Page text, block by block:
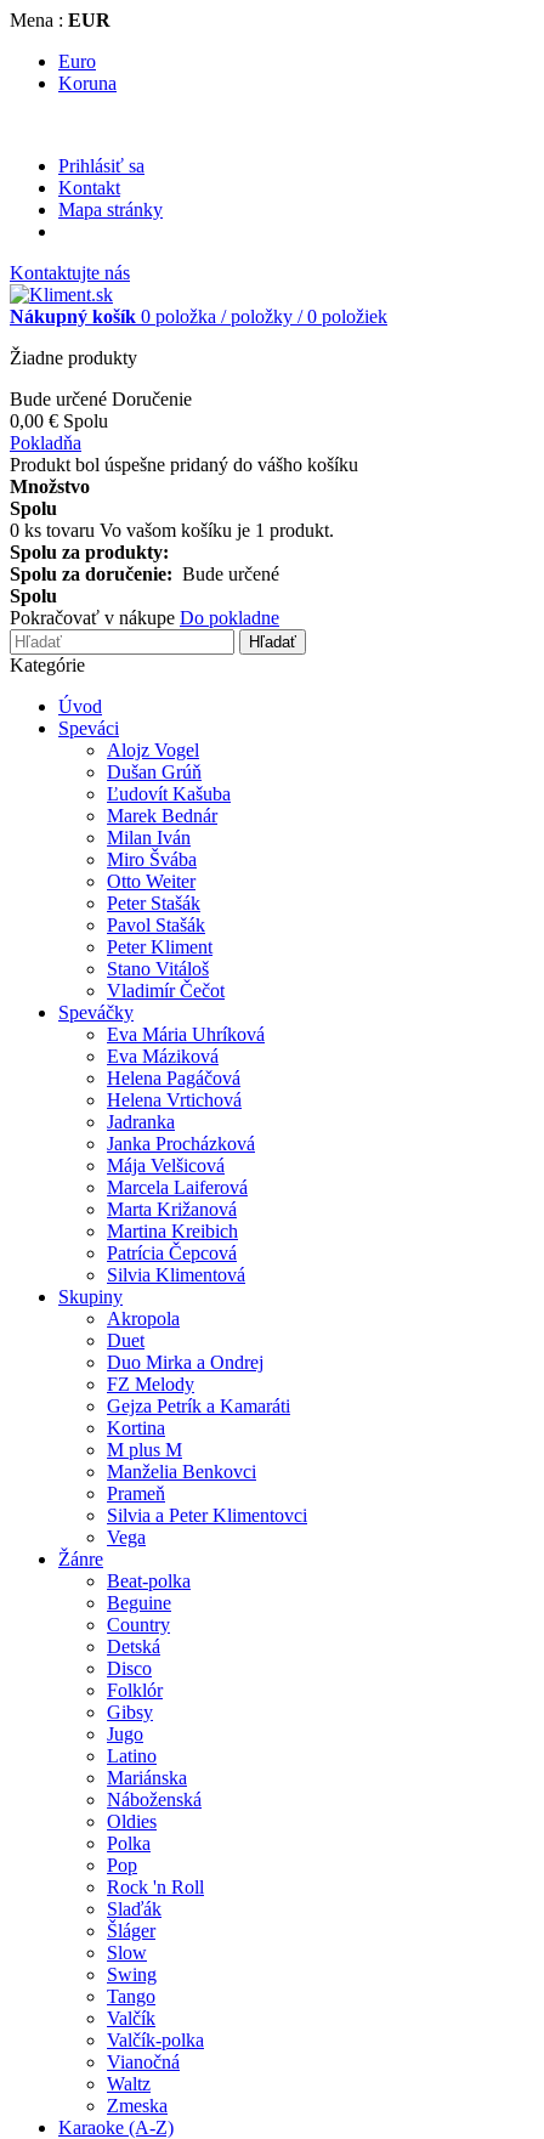
Mena : EUR
Euro
Koruna
Prihlásiť sa
Kontakt
Mapa stránky
Kontaktujte nás
Nákupný košík 0 položka / položky / 0 položiek
Žiadne produkty
Bude určené Doručenie
0,00 € Spolu
Pokladňa
Produkt bol úspešne pridaný do vášho košíku
Množstvo
Spolu
0 ks tovaru Vo vašom košíku je 1 produkt.
Spolu za produkty:
Spolu za doručenie: Bude určené
Spolu
Pokračovať v nákupe Do pokladne
Hľadať
Kategórie
Úvod
Speváci
Alojz Vogel
Dušan Grúň
Ľudovít Kašuba
Marek Bednár
Milan Iván
Miro Švába
Otto Weiter
Peter Stašák
Pavol Stašák
Peter Kliment
Stano Vitáloš
Vladimír Čečot
Speváčky
Eva Mária Uhríková
Eva Máziková
Helena Pagáčová
Helena Vrtichová
Jadranka
Janka Procházková
Mája Velšicová
Marcela Laiferová
Marta Križanová
Martina Kreibich
Patrícia Čepcová
Silvia Klimentová
Skupiny
Akropola
Duet
Duo Mirka a Ondrej
FZ Melody
Gejza Petrík a Kamaráti
Kortina
M plus M
Manželia Benkovci
Prameň
Silvia a Peter Klimentovci
Vega
Žánre
Beat-polka
Beguine
Country
Detská
Disco
Folklór
Gibsy
Jugo
Latino
Mariánska
Náboženská
Oldies
Polka
Pop
Rock 'n Roll
Slaďák
Šláger
Slow
Swing
Tango
Valčík
Valčík-polka
Vianočná
Waltz
Zmeska
Karaoke (A-Z)